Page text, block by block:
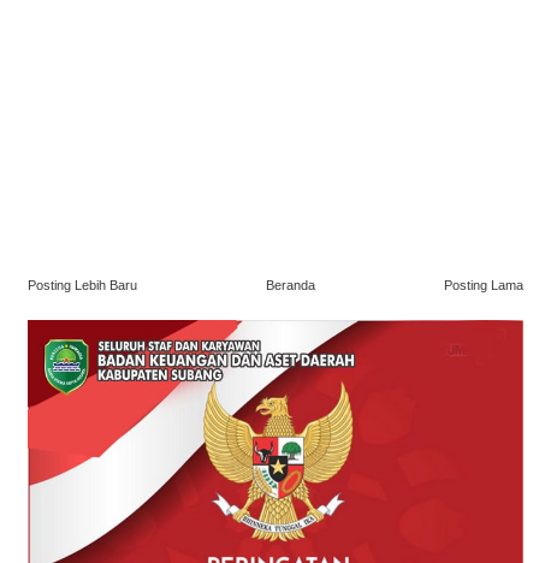
Posting Lebih Baru Posting Lama
Beranda